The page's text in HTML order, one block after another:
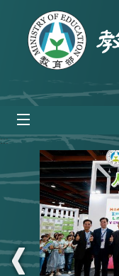
跳到主要內容區塊
:::